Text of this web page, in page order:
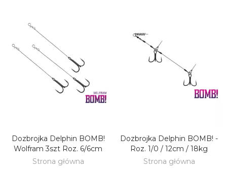
DODAJ DO KOSZYKA
Dozbrojka Delphin BOMB!
Wolfram 3szt Roz. 6/6cm
Strona główna
DODAJ DO KOSZYKA
Dozbrojka Delphin BOMB! -
Roz. 1/0 / 12cm / 18kg
Strona główna